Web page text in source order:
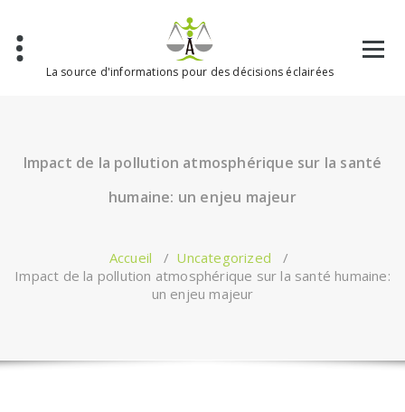
contenu
La source d'informations pour des décisions éclairées
Impact de la pollution atmosphérique sur la santé
humaine: un enjeu majeur
Accueil / Uncategorized /
Impact de la pollution atmosphérique sur la santé humaine:
un enjeu majeur